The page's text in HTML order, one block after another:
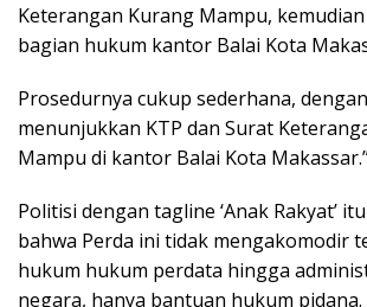
Keterangan Kurang Mampu,
bagian hukum kantor Balai Kota
Prosedurnya cukup sederhana,
menunjukkan KTP dan Surat
Mampu di kantor Balai Kota
Politisi dengan tagline ‘Anak Rakyat’
bahwa Perda ini tidak mengakomodir
hukum hukum perdata hingga
negara, hanya bantuan hukum pidana.